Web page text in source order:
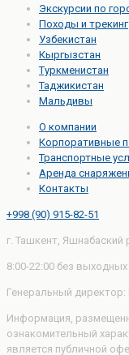
Экскурсии по
Походы и трекинг
Узбекистан
Кыргызстан
Туркменистан
Таджикистан
Мальдивы
О компании
Корпоративные
Транспортные
Аренда
Контакты
+998 (90) 915-82-51
г. Ташкент, Яшнабаский
8:00-22:00 без выходных
Генеральный
Информация,
ознакомительный
является публичной